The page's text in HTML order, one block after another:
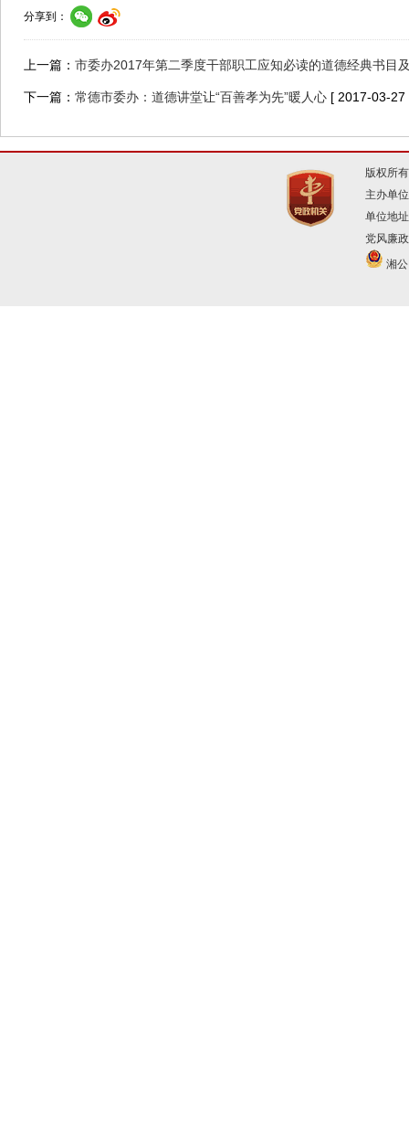
分享到：
上一篇： 市委办2017年第二季度干部职工应知必读的道德经典书目
下一篇： 常德市委办：道德讲堂让“百善孝为先”暖人心 [ 2017-03-27
版权所
主办单
单位地
党风廉
湘